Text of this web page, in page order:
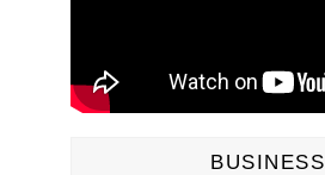
BUSINESS